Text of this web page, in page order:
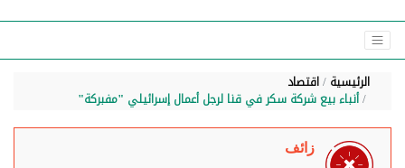
الرئيسية اقتصاد
أنباء بيع شركة سكر في قنا لرجل أعمال إسرائيلي "مفبركة"
زائف